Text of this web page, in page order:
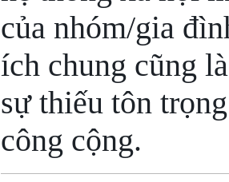
của nhóm/gia
ích chung cũng
sự thiếu tôn
công cộng.